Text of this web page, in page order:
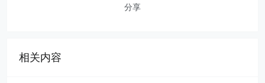
分享
相关内容